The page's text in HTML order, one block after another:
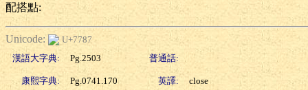
配搭點:
Unicode:
U+7787
漢語大字典:
Pg.2503 普通話:
康熙字典: Pg.0741.170 英譯: close